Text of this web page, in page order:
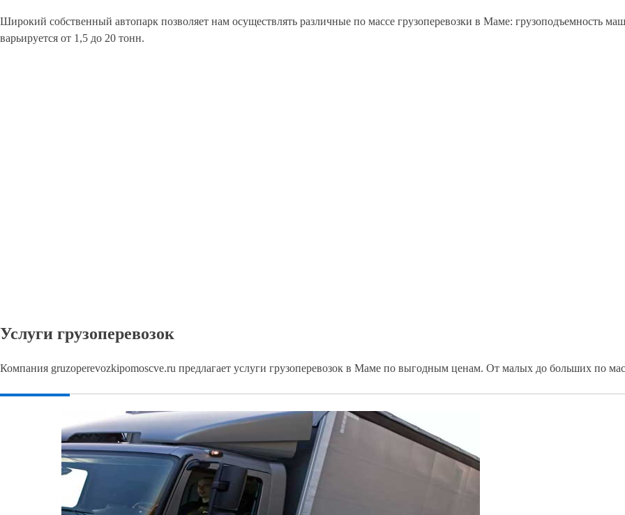
Широкий собственный автопарк позволяет нам осуществлять различные по массе грузоперевозки в Маме: грузоподъемность
варьируется от 1,5 до 20 тонн.
Услуги грузоперевозок
Компания gruzoperevozkipomoscve.ru предлагает услуги грузоперевозок в Маме по выгодным ценам. От малых до больших по